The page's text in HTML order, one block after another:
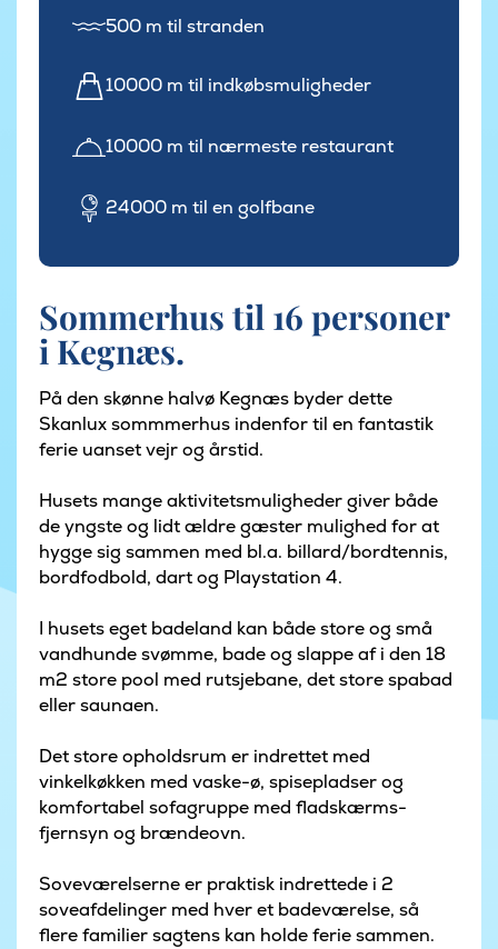
500 m til stranden
10000 m til indkøbsmuligheder
10000 m til nærmeste restaurant
24000 m til en golfbane
Sommerhus til 16 personer
i Kegnæs.
På den skønne halvø Kegnæs byder dette
Skanlux sommmerhus indenfor til en fantastik
ferie uanset vejr og årstid.
Husets mange aktivitetsmuligheder giver både
de yngste og lidt ældre gæster mulighed for at
hygge sig sammen med bl.a. billard/bordtennis,
bordfodbold, dart og Playstation 4.
I husets eget badeland kan både store og små
vandhunde svømme, bade og slappe af i den 18
m2 store pool med rutsjebane, det store spabad
eller saunaen.
Det store opholdsrum er indrettet med
vinkelkøkken med vaske-ø, spisepladser og
komfortabel sofagruppe med fladskærms-
fjernsyn og brændeovn.
Soveværelserne er praktisk indrettede i 2
soveafdelinger med hver et badeværelse, så
flere familier sagtens kan holde ferie sammen.